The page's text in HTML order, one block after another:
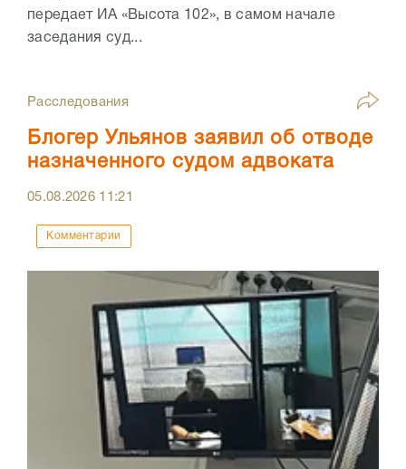
передает ИА «Высота 102», в самом начале
заседания суд...
Расследования
Блогер Ульянов заявил об отводе
назначенного судом адвоката
05.08.2026 11:21
Комментарии